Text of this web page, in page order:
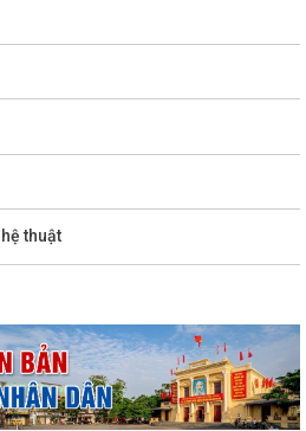
thuật
về xử...
ngày 31/7/2026 của Chủ tịch UBND
mục thủ...